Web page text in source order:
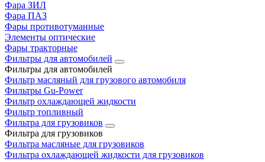
Фара ЗИЛ
Фара ПАЗ
Фары противотуманные
Элементы оптические
Фары тракторные
Фильтры для автомобилей
Фильтры для автомобилей
Фильтр масляный для грузового автомобиля
Фильтры Gu-Power
Фильтр охлаждающей жидкости
Фильтр топливный
Фильтра для грузовиков
Фильтра для грузовиков
Фильтра масляные для грузовиков
Фильтра охлаждающей жидкости для грузовиков